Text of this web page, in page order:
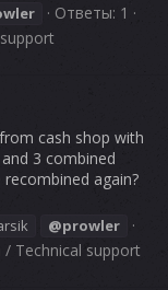
Ответы: 1
cash shop with
3 combined
again?
@prowler
/ Technical support